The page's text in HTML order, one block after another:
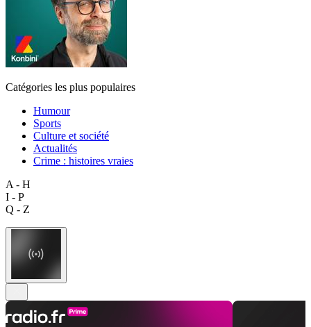
Catégories les plus populaires
Humour
Sports
Culture et société
Actualités
Crime : histoires vraies
A - H
I - P
Q - Z